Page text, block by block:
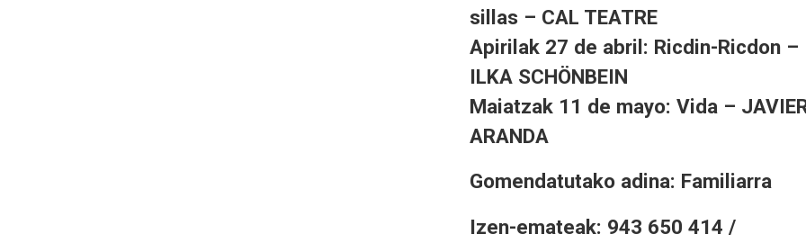
sillas – CAL TEATRE
Apirilak 27 de abril: Ricdin-Ricdon –
ILKA SCHÖNBEIN
Maiatzak 11 de mayo: Vida –
ARANDA
Gomendatutako adina: Familiarra
Izen-emateak: 943 650 414 /